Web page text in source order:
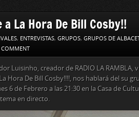
a La Hora De Bill Cosby!!
, ENTREVISTAS, GRUPOS, GRUPOS DE
COMMENT
Luisinho, creador de RADIO LA RAMBLA,
Hora De Bill Cosby!!!!, nos hablará del su
6 de Febrero a las 21:30 en la Casa de
en directo.